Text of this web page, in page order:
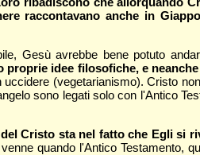
raccontavano anche in
Gesù avrebbe bene potuto
idee filosofiche, e
uccidere (vegetarianismo). Cristo
sono legati solo con l'Antico
Cristo sta nel fatto che Egli si
quando l'Antico Testamento,